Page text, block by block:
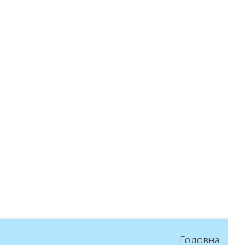
Головна